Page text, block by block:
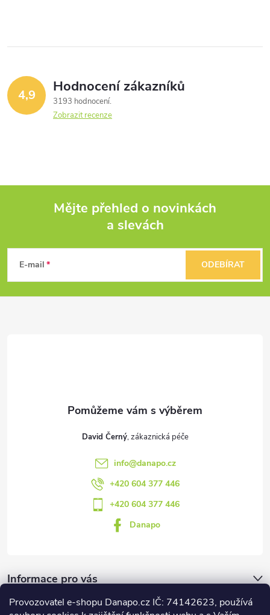
Provozovatel e-shopu Danapo.cz IČ: 74142623, používá
4,9 Hodnocení zákazníků
3193 hodnocení
Zobrazit recenze
p
Mějte přehled o novinkách
a slevách
E-mail ODEBÍRAT
David Černý
info@danapo.cz
+420 604 377 446
+420 604 377 446
Danapo
Informace pro vás